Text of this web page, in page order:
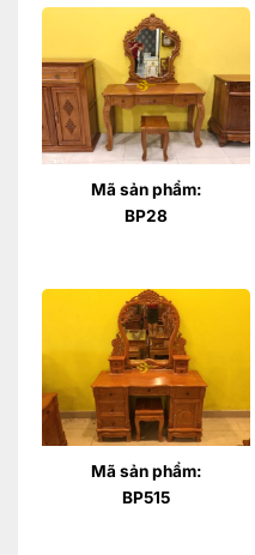
Mã sản phẩm:
BP28
Mã sản phẩm:
BP515